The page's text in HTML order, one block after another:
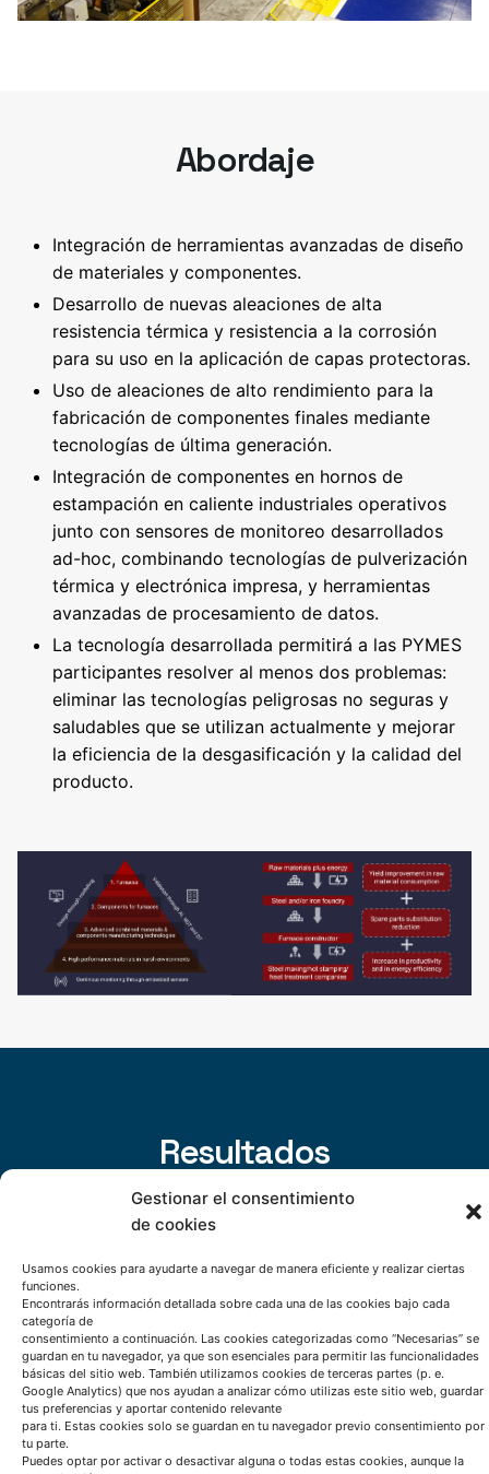
Gestionar el consentimiento
de cookies
Usamos cookies para ayudarte a navegar de manera eficiente y realizar ciertas
funciones.
Encontrarás información detallada sobre cada una de las cookies bajo cada
categoría de
consentimiento a continuación. Las cookies categorizadas como “Necesarias” se
guardan en tu navegador, ya que son esenciales para permitir las funcionalidades
básicas del sitio web. También utilizamos cookies de terceras partes (p. e.
Google Analytics) que nos ayudan a analizar cómo utilizas este sitio web, guardar
tus preferencias y aportar contenido relevante
para ti. Estas cookies solo se guardan en tu navegador previo consentimiento por
tu parte.
Puedes optar por activar o desactivar alguna o todas estas cookies, aunque la
Abordaje
Integración de herramientas avanzadas de diseño
de materiales y componentes.
Desarrollo de nuevas aleaciones de alta
resistencia térmica y resistencia a la corrosión
para su uso en la aplicación de capas protectoras.
Uso de aleaciones de alto rendimiento para la
fabricación de componentes finales mediante
tecnologías de última generación.
Integración de componentes en hornos de
estampación en caliente industriales operativos
junto con sensores de monitoreo desarrollados
ad-hoc, combinando tecnologías de pulverización
térmica y electrónica impresa, y herramientas
avanzadas de procesamiento de datos.
La tecnología desarrollada permitirá a las PYMES
participantes resolver al menos dos problemas:
eliminar las tecnologías peligrosas no seguras y
saludables que se utilizan actualmente y mejorar
la eficiencia de la desgasificación y la calidad del
producto.
Resultados
Se ha patentado una
refractarios resistentes a la corrosión y al
desgaste
Se han introducido sensores impresos de alta
precisión en áreas críticas del horno de
estampación en caliente y están monitorizando
las temperaturas de trabajo.
Se ha validado un nuevoproceso de fundición
por HidroSolidificación de alto rendimientoque